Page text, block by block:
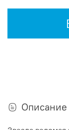
Описание